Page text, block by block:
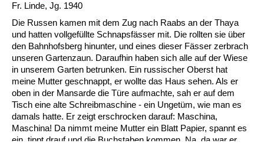
Fr. Linde, Jg. 1940
Die Russen kamen mit dem Zug nach Raabs an der Thaya
und hatten vollgefüllte Schnapsfässer mit. Die rollten sie über
den Bahnhofsberg hinunter, und eines dieser Fässer zerbrach
unseren Gartenzaun. Daraufhin haben sich alle auf der Wiese
in unserem Garten betrunken. Ein russischer Oberst hat
meine Mutter geschnappt, er wollte das Haus sehen. Als er
oben in der Mansarde die Türe aufmachte, sah er auf dem
Tisch eine alte Schreibmaschine - ein Ungetüm, wie man es
damals hatte. Er zeigt erschrocken darauf: Maschina,
Maschina! Da nimmt meine Mutter ein Blatt Papier, spannt es
ein, tippt drauf und die Buchstaben kommen. Na, da war er